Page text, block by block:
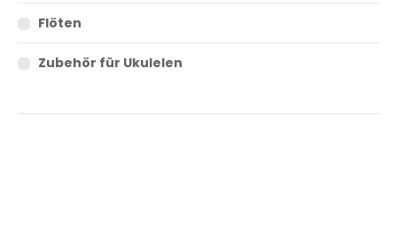
Flöten
Zubehör für Ukulelen